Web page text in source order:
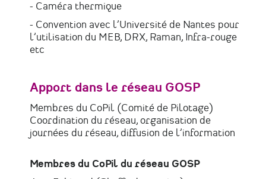
- Caméra thermique
- Convention avec l’Université de Nantes pour
l’utilisation du MEB, DRX, Raman, Infra-rouge
etc
Apport dans le réseau GOSP
Membres du CoPil (Comité de Pilotage)
Coordination du réseau, organisation de
journées du réseau, diffusion de l’information
Membres du CoPil du réseau GOSP